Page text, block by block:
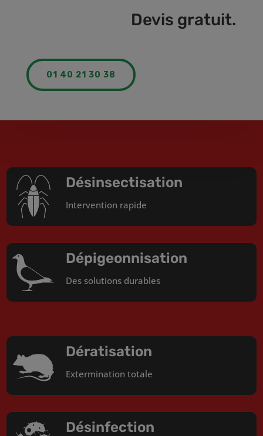
Devis gratuit.
01 40 21 30 38
Désinsectisation
Intervention rapide
Dépigeonnisation
Des solutions durables
Dératisation
Extermination totale
Désinfection